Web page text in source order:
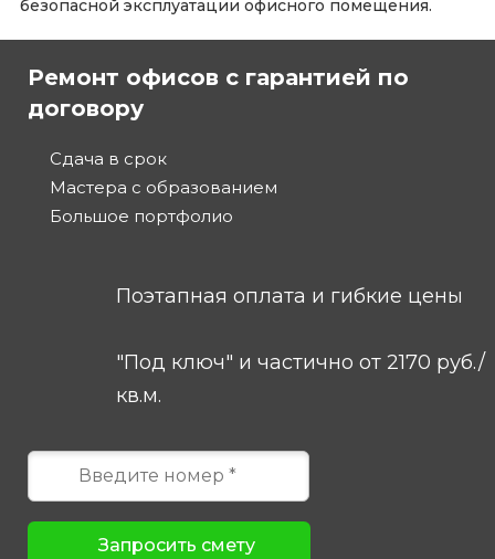
безопасной эксплуатации офисного помещения.
Ремонт офисов с гарантией по
договору
Сдача в срок
Мастера с образованием
Большое портфолио
Поэтапная оплата и гибкие цены
"Под ключ" и частично от 2170 руб./
кв.м.